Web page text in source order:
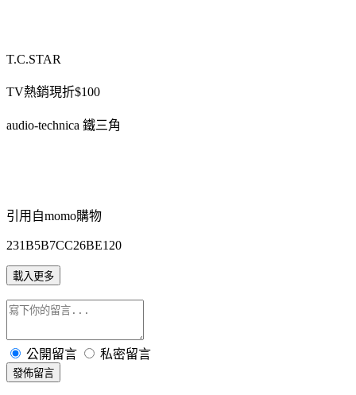
T.C.STAR
TV熱銷現折$100
audio-technica 鐵三角
引用自momo購物
231B5B7CC26BE120
載入更多
公開留言 私密留言
發佈留言